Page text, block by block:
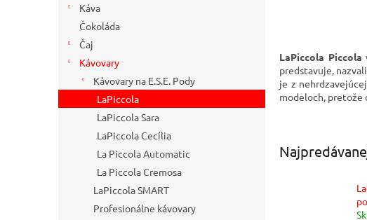
Káva
Čokoláda
Čaj
Kávovary
Kávovary na E.S.E. Pody
LaPiccola
LaPiccola Sara
LaPiccola Cecília
La Piccola Automatic
La Piccola Cremosa
LaPiccola SMART
Profesionálne kávovary
LaPiccola Piccola
predstavuje,
je z
modeloch, pretože